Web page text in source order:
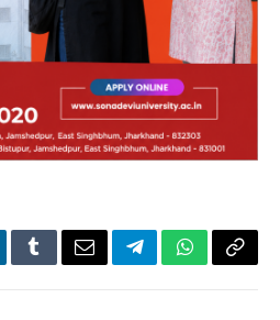
TumblrEmailTelegramWhatsApp
Copy